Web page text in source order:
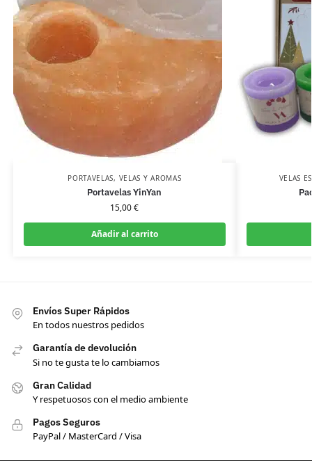
PORTAVELAS, VELAS Y AROMAS
Portavelas YinYan
15,00€
Añadir al carrito
VELAS
Envíos Super Rápidos
En todos nuestros pedidos
Garantía de devolución
Si no te gusta te lo cambiamos
Gran Calidad
Y respetuosos con el medio ambiente
Pagos Seguros
PayPal / MasterCard / Visa